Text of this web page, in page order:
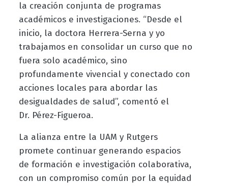
la creación conjunta de programas
académicos e investigaciones. “Desde el
inicio, la doctora Herrera-Serna y yo
trabajamos en consolidar un curso que no
fuera solo académico, sino
profundamente vivencial y conectado con
acciones locales para abordar las
desigualdades de salud”, comentó el
Dr. Pérez-Figueroa.
La alianza entre la UAM y Rutgers
promete continuar generando espacios
de formación e investigación colaborativa,
con un compromiso común por la equidad